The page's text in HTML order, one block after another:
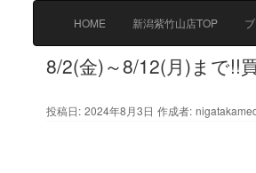
HOME 新潟紫竹山店TOP
8/2(金)～8/12(月)まで!!
投稿日: 2024年8月3日 作成者: